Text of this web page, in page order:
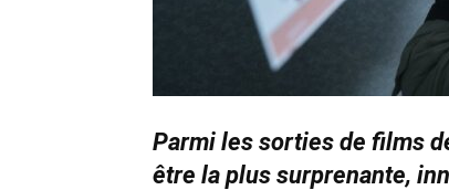
Parmi les sorties de films
être la plus surprenante,